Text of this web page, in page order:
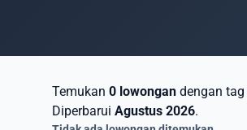
Temukan 0 lowongan dengan tag
Diperbarui Agustus 2026.